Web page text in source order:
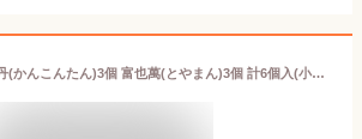
富山銘菓 甘金丹(かんこんたん)3個 富也萬(とやまん)3個 計6個入(小箱なし)お歳暮 お菓子 スイーツ 和菓子 ≪ 内祝い 出産内祝い 結婚内祝い 新築 お祝い お返し ご挨拶 お中元 御中元 夏ギフト お歳暮 御歳暮 お年賀 お土産 帰省土産 贈り物 ≫ 個包装 詰め合わせ